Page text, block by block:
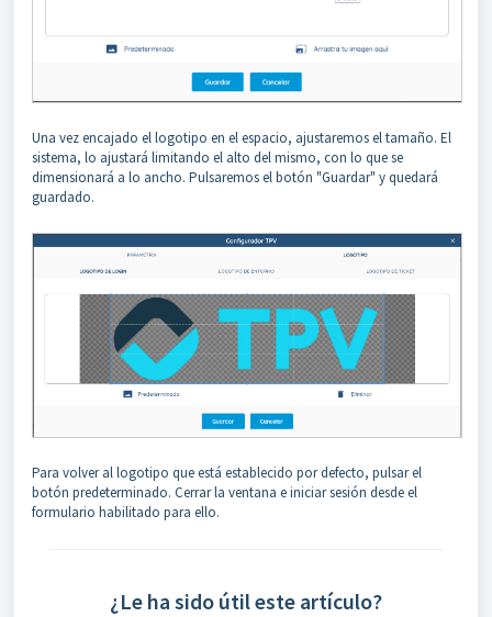
Una vez encajado el logotipo en el espacio, ajustaremos el tamaño. El
sistema, lo ajustará limitando el alto del mismo, con lo que se
dimensionará a lo ancho. Pulsaremos el botón "Guardar" y quedará
guardado.
Para volver al logotipo que está establecido por defecto, pulsar el
botón predeterminado. Cerrar la ventana e iniciar sesión desde el
formulario habilitado para ello.
¿Le ha sido útil este artículo?